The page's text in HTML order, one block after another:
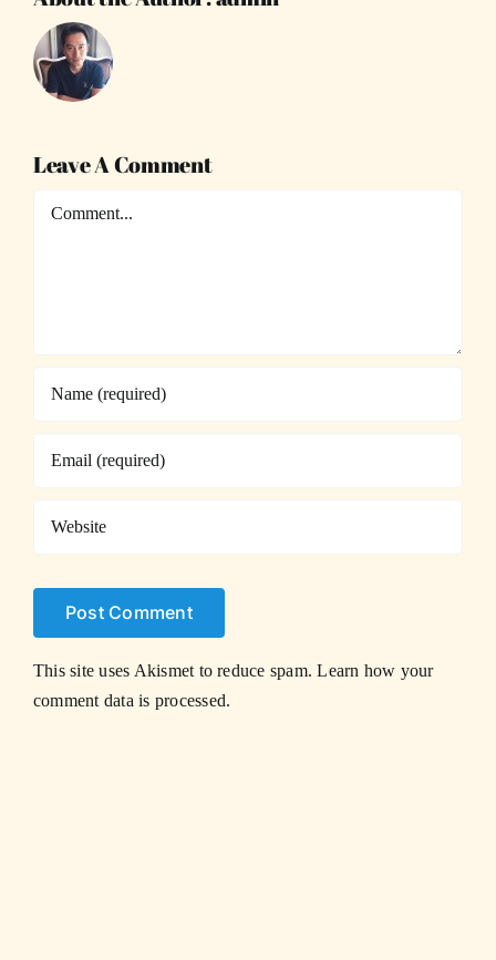
Leave A Comment
Comment
This site uses Akismet to reduce spam.Learn how your
comment data is processed.